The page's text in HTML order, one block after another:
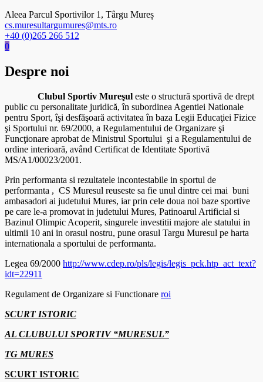
Aleea Parcul Sportivilor 1, Târgu Mureș
cs.muresultargumures@mts.ro
+40 (0)265 266 512
0
Despre noi
Clubul Sportiv Mureşul este o structură sportivă de drept
public cu personalitate juridică, în subordinea Agentiei Nationale
pentru Sport, îşi desfăşoară activitatea în baza Legii Educaţiei Fizice
şi Sportului nr. 69/2000, a Regulamentului de Organizare şi
Funcţionare aprobat de Ministrul Sportului şi a Regulamentului de
ordine interioară, având Certificat de Identitate Sportivă
MS/A1/00023/2001.
Prin performanta si rezultatele incontestabile in sportul de
performanta , CS Muresul reuseste sa fie unul dintre cei mai buni
ambasadori ai judetului Mures, iar prin cele doua noi baze sportive
pe care le-a promovat in judetului Mures, Patinoarul Artificial si
Bazinul Olimpic Acoperit, singurele investitii majore ale statului in
ultimii 10 ani in orasul nostru, pune orasul Targu Muresul pe harta
internationala a sportului de performanta.
Legea 69/2000 http://www.cdep.ro/pls/legis/legis_pck.htp_act_text?
idt=22911
Regulament de Organizare si Functionare roi
SCURT ISTORIC
AL CLUBULUI SPORTIV “MURESUL”
TG MURES
SCURT ISTORIC